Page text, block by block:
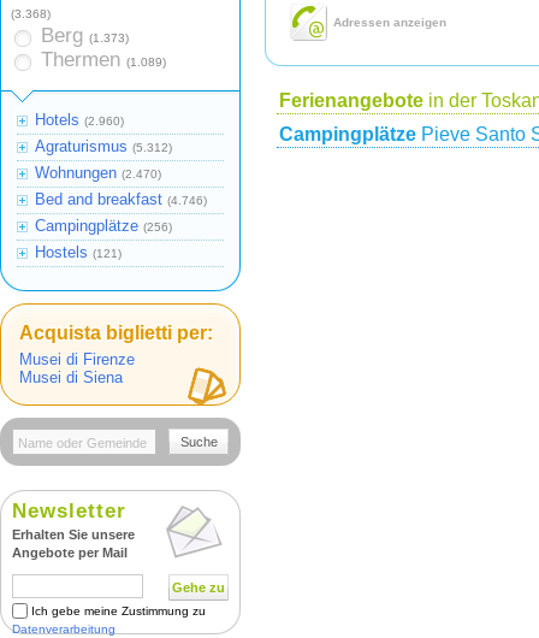
Adressen anzeigen
Ferienangebote in der
Campingplätze Pieve Santo
(3.368)
Berg (1.373)
Thermen (1.089)
Hotels (2.960)
Agraturismus (5.312)
Wohnungen (2.470)
Bed and breakfast (4.746)
Campingplätze (256)
Hostels (121)
Acquista biglietti per:
Musei di Firenze
Musei di Siena
Suche
Newsletter
Erhalten Sie unsere
Angebote per Mail
Gehe zu
Ich gebe meine Zustimmung zu
Datenverarbeitung